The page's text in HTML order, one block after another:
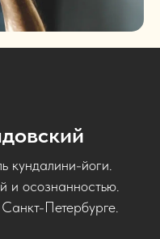
кундалини-йоги.
и осознанностью.
Петербурге.